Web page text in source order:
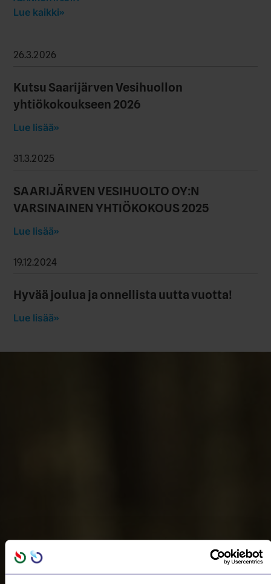
Lue kaikki
26.3.2026
Kutsu Saarijärven Vesihuollon
yhtiökokoukseen 2026
Lue lisää
31.3.2025
SAARIJÄRVEN VESIHUOLTO OY:N
VARSINAINEN YHTIÖKOKOUS 2025
Lue lisää
19.12.2024
Hyvää joulua ja onnellista uutta vuotta!
Lue lisää